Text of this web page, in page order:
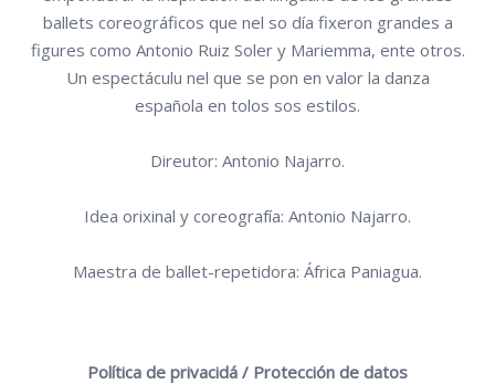
ballets coreográficos que nel so día fixeron grandes a
figures como Antonio Ruiz Soler y Mariemma, ente otros.
Un espectáculu nel que se pon en valor la danza
española en tolos sos estilos.
Direutor: Antonio Najarro.
Idea orixinal y coreografía: Antonio Najarro.
Maestra de ballet-repetidora: África Paniagua.
Política de privacidá / Protección de datos